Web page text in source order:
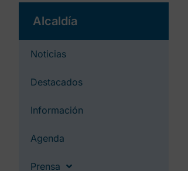
Alcaldía
Noticias
Destacados
Información
Agenda
Prensa